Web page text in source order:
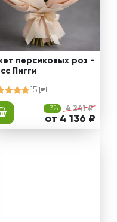
персиковых роз -
Пигги
15
-3% 4 241 ₽
от 4 136 ₽